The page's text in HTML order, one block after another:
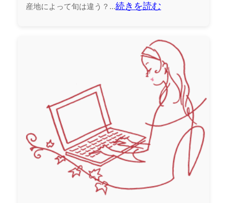
産地によって旬は違う？...続きを読む